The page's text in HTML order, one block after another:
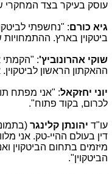
עוסק בעיקר בצד המחקרי
גיא כורם
ביטקוין בארץ.
שוקי אהרונוביץ': "הקמתי
ההאקתון הראשון לביטקוין.
יוני יחזקאל: "אני מפתח
לכרום, בקוד פתוח".
עו"דיהונתן קלינגר
דין בעולם ההיי-טק. אני
מיזמים בתחום הביטקוין
הביטקוין".